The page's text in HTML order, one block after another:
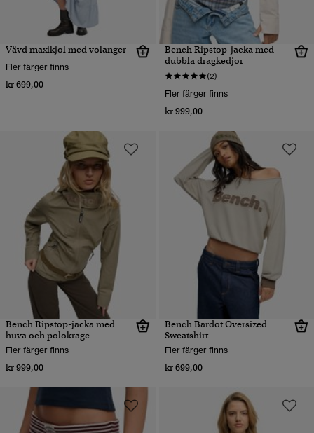
Vävd maxikjol med volanger
Fler färger finns
kr 699,00
Bench Ripstop-jacka med
dubbla dragkedjor
(2)
Fler färger finns
kr 999,00
Bench Ripstop-jacka med
huva och polokrage
Fler färger finns
kr 999,00
Bench Bardot Oversized
Sweatshirt
Fler färger finns
kr 699,00